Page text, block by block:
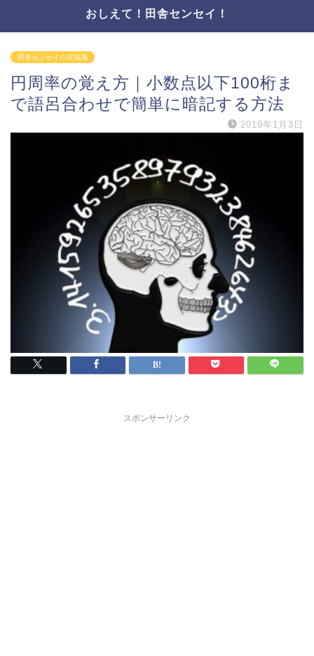
おしえて！田舎センセイ！
田舎センセイの豆知識
円周率の覚え方｜小数点以下100桁ま
で語呂合わせで簡単に暗記する方法
2019年1月3日
スポンサーリンク